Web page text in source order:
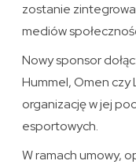
zostanie
mediów
Nowy sponsor
Hummel, Omen
organizację w jej
esportowych.
W ramach umowy,